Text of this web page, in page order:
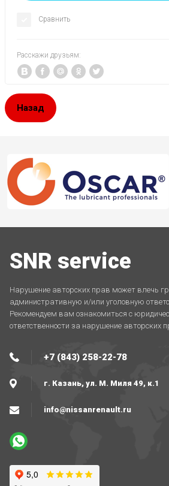
Сравнить
Расскажи друзьям:
Назад
SNR service
Нарушение авторских прав может влечь
административную и/или уголовную
Рекомендуем вам ознакомиться с
ответственности за нарушение авторских
+7 (843) 258-22-78
г. Казань, ул. М. Миля 49, к.1
info@nissanrenault.ru